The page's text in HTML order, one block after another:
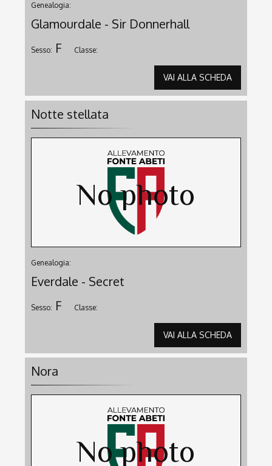
Genealogia:
Glamourdale - Sir Donnerhall
Sesso: F Classe:
VAI ALLA SCHEDA
Notte stellata
Genealogia:
Everdale - Secret
Sesso: F Classe:
VAI ALLA SCHEDA
Nora